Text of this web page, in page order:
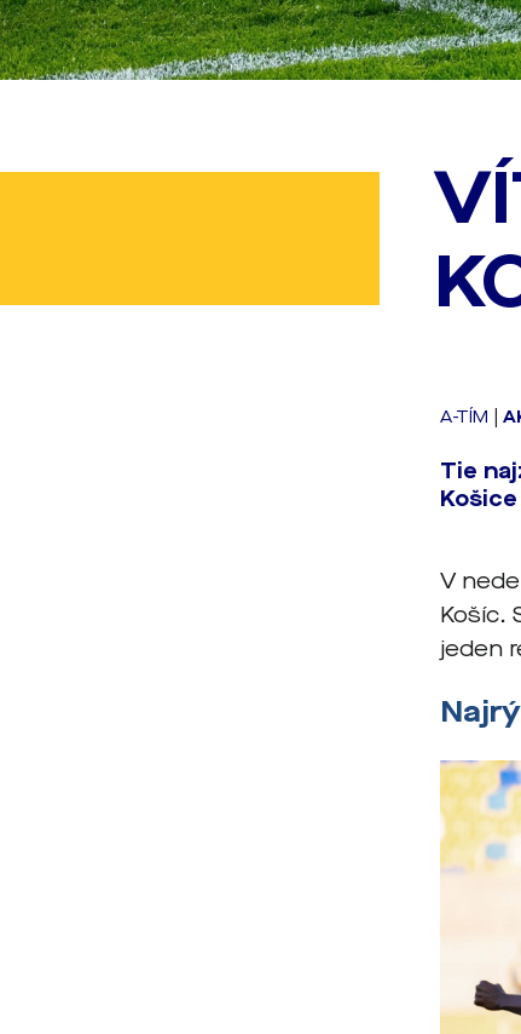
A-TÍM |
Tie
V
Košíc.
jeden